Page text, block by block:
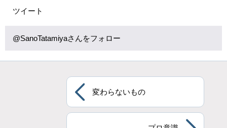
ツイート
@SanoTatamiyaさんをフォロー
変わらないもの